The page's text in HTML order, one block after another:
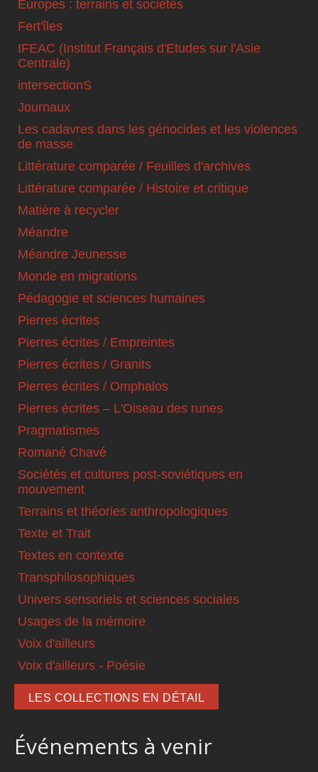
Europes : terrains et sociétés
Fert'îles
IFEAC (Institut Français d'Etudes sur l'Asie
Centrale)
intersectionS
Journaux
Les cadavres dans les génocides et les violences
de masse
Littérature comparée / Feuilles d'archives
Littérature comparée / Histoire et critique
Matière à recycler
Méandre
Méandre Jeunesse
Monde en migrations
Pédagogie et sciences humaines
Pierres écrites
Pierres écrites / Empreintes
Pierres écrites / Granits
Pierres écrites / Omphalos
Pierres écrites – L'Oiseau des runes
Pragmatismes
Romané Chavé
Sociétés et cultures post-soviétiques en
mouvement
Terrains et théories anthropologiques
Texte et Trait
Textes en contexte
Transphilosophiques
Univers sensoriels et sciences sociales
Usages de la mémoire
Voix d'ailleurs
Voix d'ailleurs - Poésie
LES COLLECTIONS EN DÉTAIL
Événements à venir